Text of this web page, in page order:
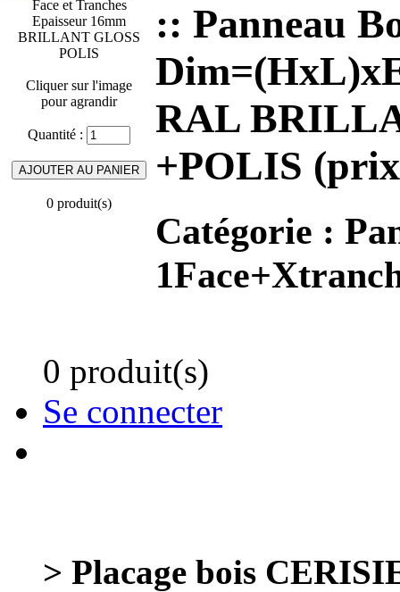
Cliquer sur l'image
pour agrandir
Quantité :
0 produit(s)
:: Panneau
RAL
+POLIS
Catégorie :
0 produit(s)
Se connecter
> Placage bois